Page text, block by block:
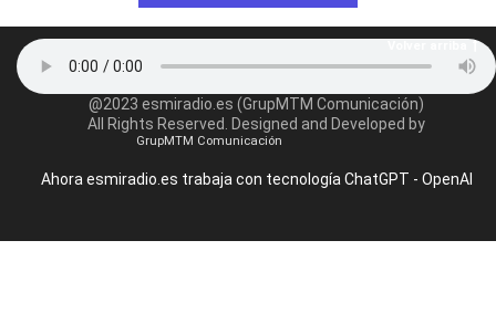
@2023 esmiradio.es (GrupMTM Comunicación)
All Rights Reserved. Designed and Developed by
GrupMTM Comunicación
Ahora esmiradio.es trabaja con tecnología ChatGPT - OpenAI